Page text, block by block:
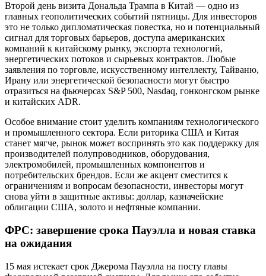
Второй день визита Дональда Трампа в Китай — одно из
главных геополитических событий пятницы. Для инвесторов
это не только дипломатическая повестка, но и потенциальный
сигнал для торговых барьеров, доступа американских
компаний к китайскому рынку, экспорта технологий,
энергетических потоков и сырьевых контрактов. Любые
заявления по торговле, искусственному интеллекту, Тайваню,
Ирану или энергетической безопасности могут быстро
отразиться на фьючерсах S&P 500, Nasdaq, гонконгском рынке
и китайских ADR.
Особое внимание стоит уделить компаниям технологического
и промышленного сектора. Если риторика США и Китая
станет мягче, рынок может воспринять это как поддержку для
производителей полупроводников, оборудования,
электромобилей, промышленных компонентов и
потребительских брендов. Если же акцент сместится к
ограничениям и вопросам безопасности, инвесторы могут
снова уйти в защитные активы: доллар, казначейские
облигации США, золото и нефтяные компании.
ФРС: завершение срока Пауэлла и новая ставка
на ожидания
15 мая истекает срок Джерома Пауэлла на посту главы